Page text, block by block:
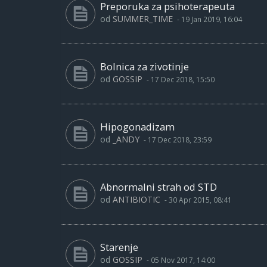
Preporuka za psihoterapeuta
od SUMMER_TIME - 19 Jan 2019, 16:04
Bolnica za zivotinje
od GOSSIP - 17 Dec 2018, 15:50
Hipogonadizam
od _ANDY - 17 Dec 2018, 23:59
Abnormalni strah od STD
od ANTIBIOTIC - 30 Apr 2015, 08:41
Starenje
od GOSSIP - 05 Nov 2017, 14:00